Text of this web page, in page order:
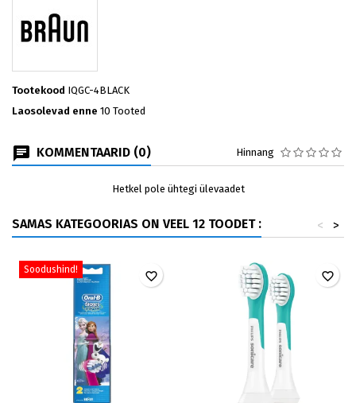
Tootekood IQGC-4BLACK
Laosolevad enne 10 Tooted
KOMMENTAARID (0) Hinnang
Hetkel pole ühtegi ülevaadet
SAMAS KATEGOORIAS ON VEEL 12 TOODET : >
<
Soodushind! favorite_border favorite_border